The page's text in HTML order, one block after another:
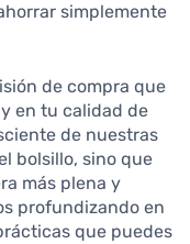
simplemente
de compra que
en tu calidad de
de nuestras
bolsillo, sino que
más plena y
profundizando en
que puedes